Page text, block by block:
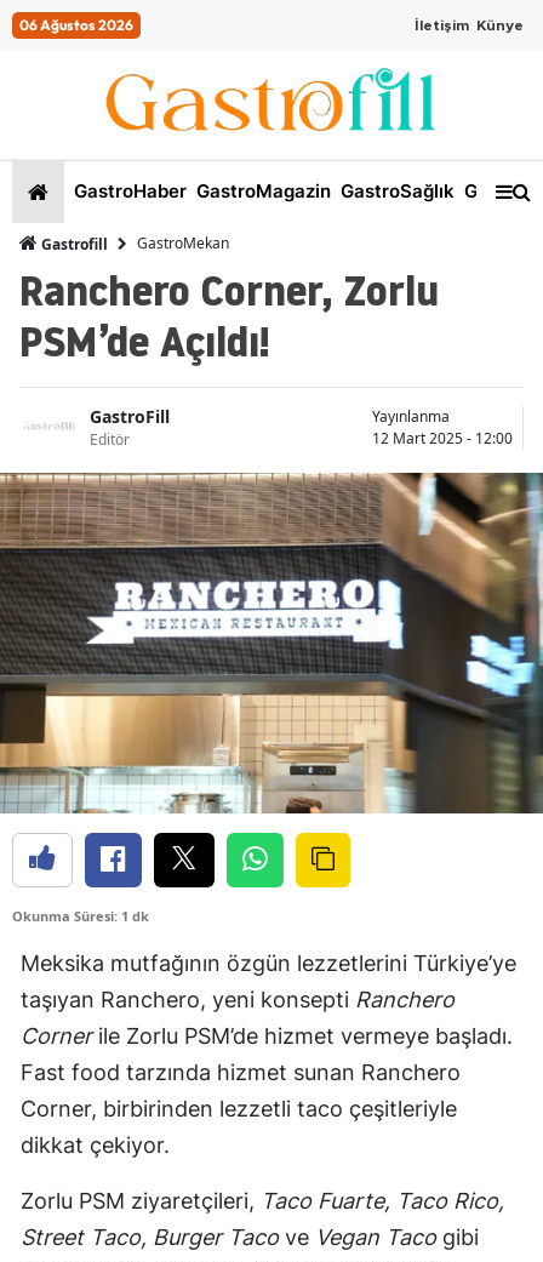
06 Ağustos 2026 İletişim Künye
GastroHaber GastroMagazin GastroSağlık
Gastrofill GastroMekan
Ranchero Corner, Zorlu
PSM’de Açıldı!
GastroFill
Editör
Yayınlanma
12 Mart 2025 - 12:00
Okunma Süresi: 1 dk
Meksika mutfağının özgün lezzetlerini Türkiye’ye
taşıyan Ranchero, yeni konsepti Ranchero
Cornerile Zorlu PSM’de hizmet vermeye başladı.
Fast food tarzında hizmet sunan Ranchero
Corner, birbirinden lezzetli taco çeşitleriyle
dikkat çekiyor.
Zorlu PSM ziyaretçileri, Taco Fuarte, Taco Rico,
Street Taco, Burger Tacove Vegan Tacogibi